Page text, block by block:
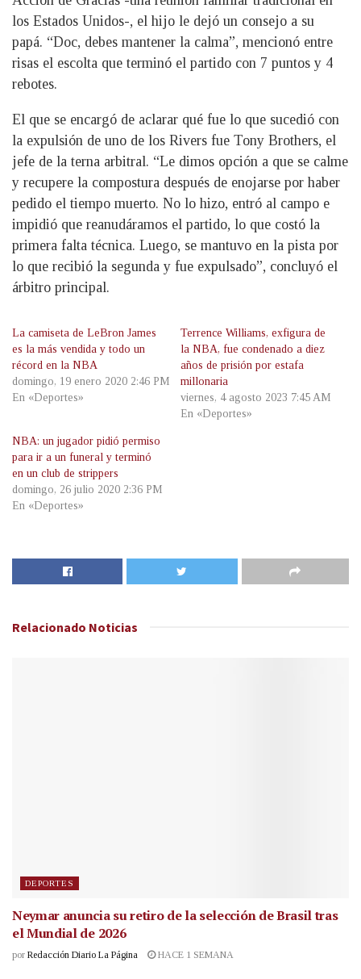
los Estados Unidos-, el hijo le dejó un consejo a su
papá. “Doc, debes mantener la calma”, mencionó entre
risas el escolta que terminó el partido con 7 puntos y 4
rebotes.
El que se encargó de aclarar qué fue lo que sucedió con
la expulsión de uno de los Rivers fue Tony Brothers, el
jefe de la terna arbitral. “Le dimos opción a que se calme
y recupere la compostura después de enojarse por haber
pedido el tiempo muerto. No lo hizo, entró al campo e
impidió que reanudáramos el partido, lo que costó la
primera falta técnica. Luego, se mantuvo en la pista por
lo que recibió la segunda y fue expulsado”, concluyó el
árbitro principal.
La camiseta de LeBron James
es la más vendida y todo un
récord en la NBA
domingo, 19 enero 2020 2:46 PM
En «Deportes»
Terrence Williams, exfigura de
la NBA, fue condenado a diez
años de prisión por estafa
millonaria
viernes, 4 agosto 2023 7:45 AM
En «Deportes»
NBA: un jugador pidió permiso
para ir a un funeral y terminó
en un club de strippers
domingo, 26 julio 2020 2:36 PM
En «Deportes»
Relacionado Noticias
DEPORTES
Neymar anuncia su retiro de la selección de Brasil tras
el Mundial de 2026
por Redacción Diario La Página HACE 1 SEMANA